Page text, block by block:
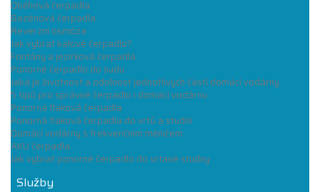
Oběhová čerpadla
Bazénová čerpadla
Reverzní osmóza
Jak vybrat kalové čerpadlo?
Fontány a jezírková čerpadla
Ponorné čerpadlo do sudu
Jaká je životnost a odolnost jednotlivých částí domácí vodárny
5 tipů pro správné čerpadlo i domácí vodárnu
Ponorná tlaková čerpadla
Ponorná tlaková čerpadla do vrtů a studní
Domácí vodárny s frekvenčním měničem
AKU čerpadla
Jak vybrat ponorné čerpadlo do vrtané studny
Služby